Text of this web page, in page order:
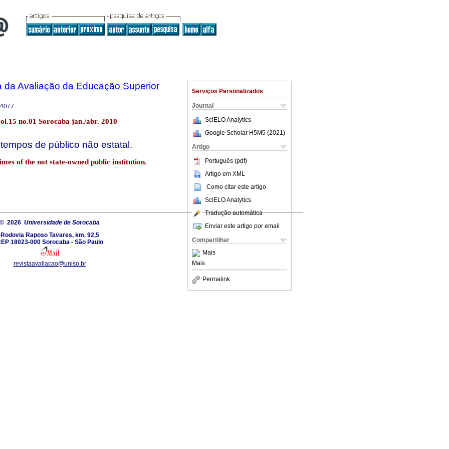
Serviços Personalizados
Journal
SciELO Analytics
Google Scholar H5M5 (2021 )
Artigo
Português (pdf)
Artigo em XML
Como citar este artigo
SciELO Analytics
Tradução automática
Enviar este artigo por email
Compartilhar
Mais
Mais
Permalink
da Avaliação da Educação Superior
no.01 Sorocaba jan./abr. 2010
de público não estatal.
of the not state-owned public institution.
© 2026 Universidade de Sorocaba
Rodovia Raposo Tavares, km. 92,5
18023-000 Sorocaba - São Paulo
revistaavaliacao@uniso.br